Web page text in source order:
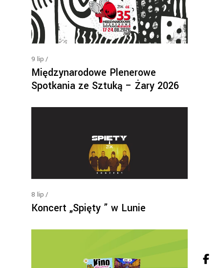
9 lip
Międzynarodowe Plenerowe
Spotkania ze Sztuką – Żary 2026
8 lip
Koncert „Spięty ” w Lunie